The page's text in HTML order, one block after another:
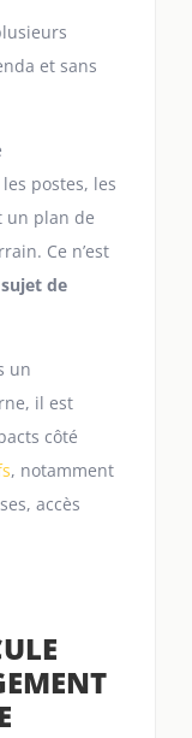
et sans
postes, les
un plan de
Ce n’est
sujet de
un
il est
côté
, notamment
accès